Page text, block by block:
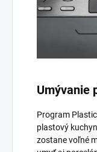
Umývanie
Program
plastový
zostane voľné